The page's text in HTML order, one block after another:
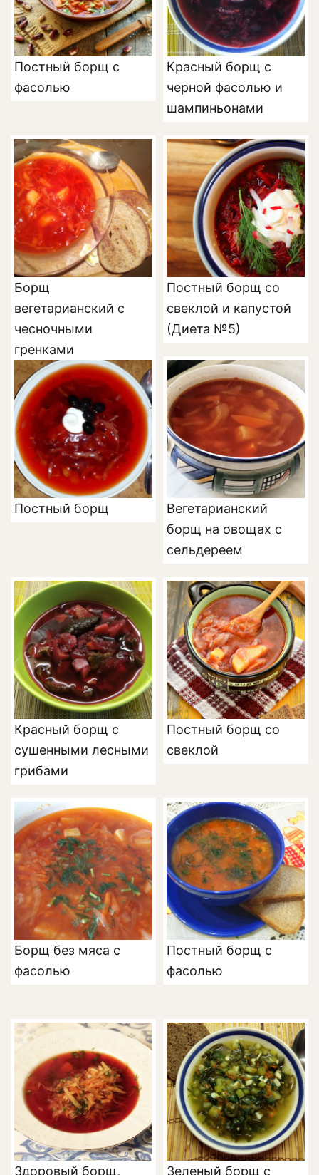
Постный борщ с
фасолью
Красный борщ с
черной фасолью и
шампиньонами
Борщ
вегетарианский с
чесночными
гренками
Постный борщ со
свеклой и капустой
(Диета №5)
Постный борщ
Вегетарианский
борщ на овощах с
сельдереем
Красный борщ с
сушенными лесными
грибами
Постный борщ со
свеклой
Борщ без мяса с
фасолью
Постный борщ с
фасолью
Здоровый борщ, Зеленый борщ с